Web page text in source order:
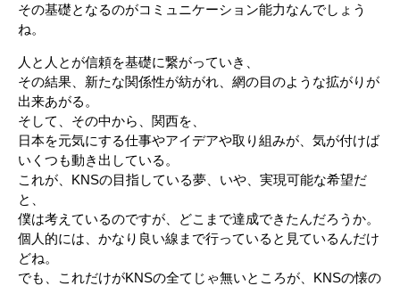
その基礎となるのがコミュニケーション能力なんでしょう
ね。
人と人とが信頼を基礎に繋がっていき、
その結果、新たな関係性が紡がれ、網の目のような拡がりが
出来あがる。
そして、その中から、関西を、
日本を元気にする仕事やアイデアや取り組みが、気が付けば
いくつも動き出している。
これが、KNSの目指している夢、いや、実現可能な希望だ
と、
僕は考えているのですが、どこまで達成できたんだろうか。
個人的には、かなり良い線まで行っていると見ているんだけ
どね。
でも、これだけがKNSの全てじゃ無いところが、KNSの懐の